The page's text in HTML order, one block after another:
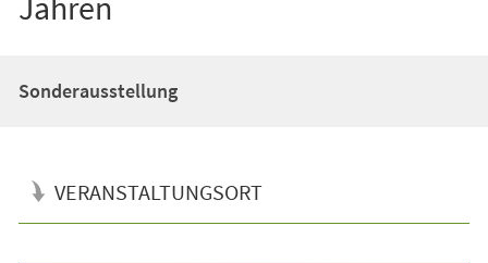
Sonderausstellung
VERANSTALTUNGSORT